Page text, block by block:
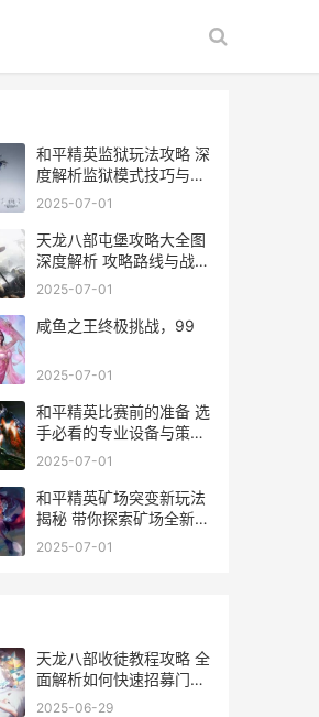
和平精英监狱玩法攻略 深
度解析监狱模式技巧与策
略
2025-07-01
天龙八部屯堡攻略大全图
深度解析 攻略路线与战术
要点全揭秘
2025-07-01
咸鱼之王终极挑战，99
2025-07-01
和平精英比赛前的准备 选
手必看的专业设备与策略
指南
2025-07-01
和平精英矿场突变新玩法
揭秘 带你探索矿场全新游
戏体验
2025-07-01
天龙八部收徒教程攻略 全
面解析如何快速招募门派
弟子
2025-06-29